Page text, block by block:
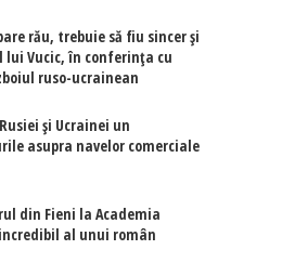
rău, trebuie să fiu sincer și
lui Vucic, în conferința cu
ruso-ucrainean
și Ucrainei un
asupra navelor comerciale
din Fieni la Academia
al unui român